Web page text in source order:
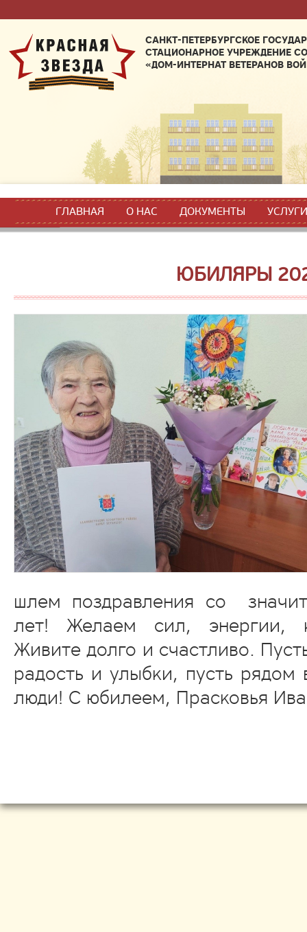
САНКТ-ПЕТЕРБУРГСКОЕ
СТАЦИОНАРНОЕ УЧРЕЖДЕНИЕ
«ДОМ-ИНТЕРНАТ ВЕТЕРАНОВ
ГЛАВНАЯ О НАС ДОКУМЕНТЫ УСЛУГИ
ЮБИЛЯРЫ
шлем поздравления со
лет! Желаем сил, энергии,
Живите долго и счастливо.
радость и улыбки, пусть рядом
люди! С юбилеем, Прасковья